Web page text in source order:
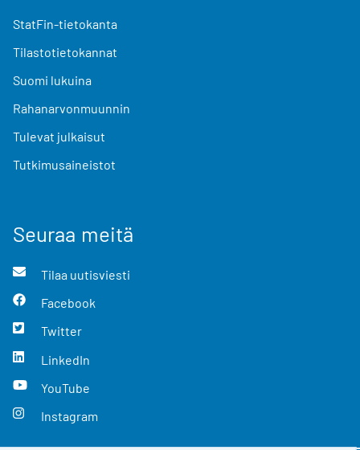
StatFin-tietokanta
Tilastotietokannat
Suomi lukuina
Rahanarvonmuunnin
Tulevat julkaisut
Tutkimusaineistot
Seuraa meitä
Tilaa uutisviesti
Facebook
Twitter
LinkedIn
YouTube
Instagram